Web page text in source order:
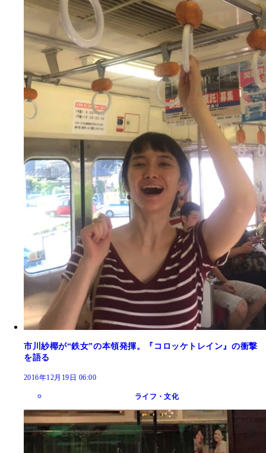
市川紗椰が“鉄女”の本領発揮。『コロッケトレイン』の衝撃
を語る
2016年12月19日 06:00
ライフ・文化